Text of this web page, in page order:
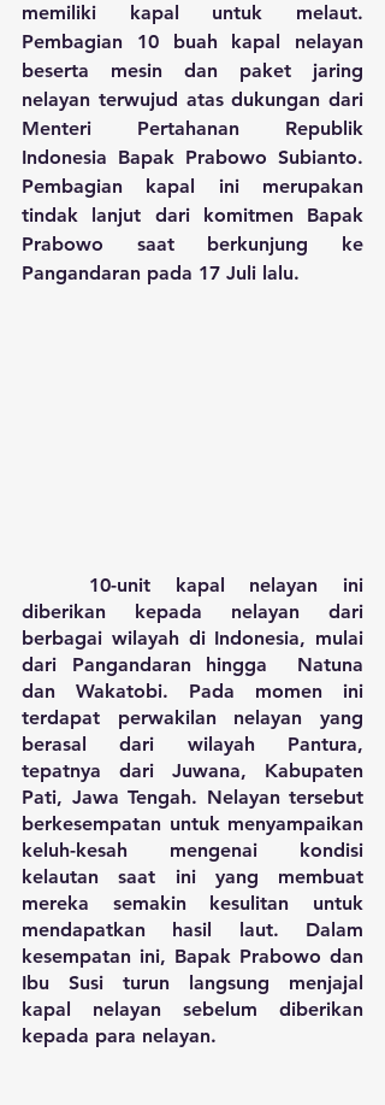
memiliki kapal untuk melaut.
Pembagian 10 buah kapal nelayan
beserta mesin dan paket jaring
nelayan terwujud atas dukungan dari
Menteri Pertahanan Republik
Indonesia Bapak Prabowo Subianto.
Pembagian kapal ini merupakan
tindak lanjut dari komitmen Bapak
Prabowo saat berkunjung ke
Pangandaran pada 17 Juli lalu.
diberikan kepada nelayan dari
berbagai wilayah di Indonesia, mulai
dari Pangandaran hingga  Natuna
dan Wakatobi. Pada momen ini
terdapat perwakilan nelayan yang
berasal dari wilayah Pantura,
tepatnya dari Juwana, Kabupaten
Pati, Jawa Tengah. Nelayan tersebut
berkesempatan untuk menyampaikan
keluh-kesah mengenai kondisi
kelautan saat ini yang membuat
mereka semakin kesulitan untuk
mendapatkan hasil laut. Dalam
kesempatan ini, Bapak Prabowo dan
Ibu Susi turun langsung menjajal
kapal nelayan sebelum diberikan
kepada para nelayan.